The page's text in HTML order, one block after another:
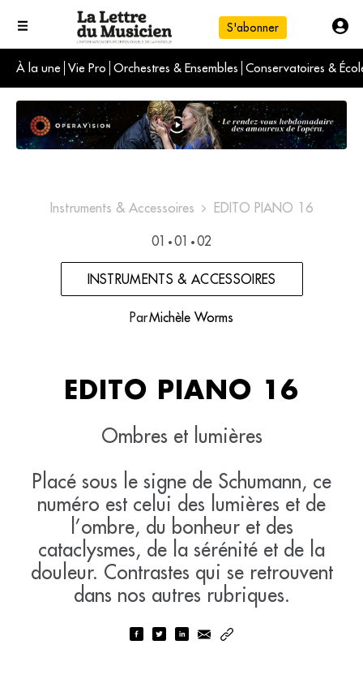
S'abonner
À la une Vie Pro Orchestres & Ensembles Conservatoires &
L'info du jour
Le numéro du mois
International
Instruments & Accessoires EDITO PIANO 16
01 • 01 • 02
INSTRUMENTS & ACCESSOIRES
ParMichèle Worms
EDITO PIANO 16
Ombres et lumières
Placé sous le signe de Schumann, ce
numéro est celui des lumières et de
l’ombre, du bonheur et des
cataclysmes, de la sérénité et de la
douleur. Contrastes qui se retrouvent
dans nos autres rubriques.